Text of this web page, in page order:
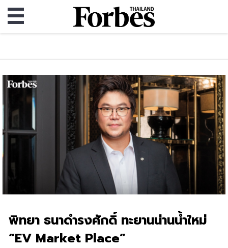
พิทยา ธนาดำรงศักดิ์ ทะยานน่านน้ำใหม่
“EV Market Place”